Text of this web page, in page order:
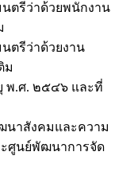
นตรีว่าด้วยพนักงาน
ตรีว่าด้วยงาน
ม
พ.ศ. ๒๕๔๖ และที่
นาสังคมและความ
ศูนย์พัฒนาการจัด